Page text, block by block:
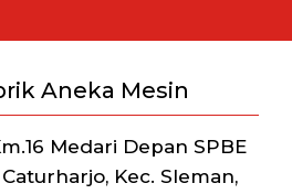
Aneka Mesin
Medari Depan SPBE
Kec. Sleman,